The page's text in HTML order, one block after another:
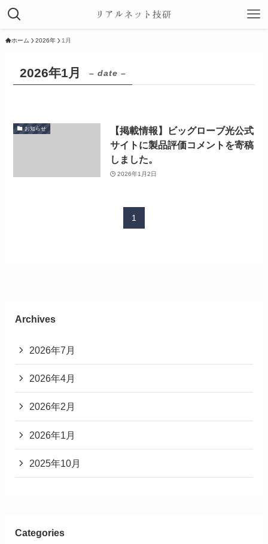
ホーム 2026年 1月
2026年1月 – date –
お知らせ
【掲載情報】ビッグローブ光公式
サイトに製品評価コメントを寄稿
しました。
2026年1月2日
1
Archives
2026年7月
2026年4月
2026年2月
2026年1月
2025年10月
Categories